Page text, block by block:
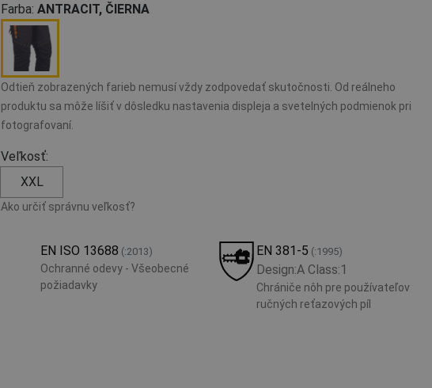
Farba: ANTRACIT, ČIERNA
Odtieň zobrazených farieb nemusí vždy zodpovedať skutočnosti. Od reálneho
produktu sa môže líšiť v dôsledku nastavenia displeja a svetelných podmienok pri
fotografovaní.
Veľkosť:
XXL
Ako určiť správnu veľkosť?
EN ISO 13688 (:2013)
Ochranné odevy - Všeobecné
požiadavky
EN 381-5 (:1995)
Design:A Class:1
Chrániče nôh pre používateľov
ručných reťazových píl